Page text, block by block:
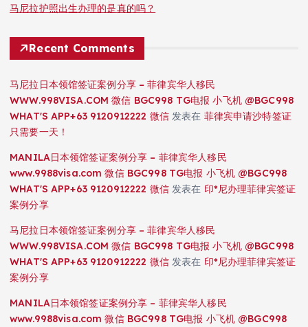
马尼拉护照出生办理的是真的吗？
Recent Comments
马尼拉日本领馆签证案例分享 – 菲律宾华人移民
WWW.998VISA.COM 微信 BGC998 TG电报 小飞机 @BGC998
WHAT'S APP+63 9120912222 微信发表在 菲律宾申请沙特签证
只需要一天！
MANILA日本领馆签证案例分享 – 菲律宾华人移民
www.9988visa.com 微信 BGC998 TG电报 小飞机 @BGC998
WHAT'S APP+63 9120912222 微信发表在 印*尼办理菲律宾签证
案例分享
马尼拉日本领馆签证案例分享 – 菲律宾华人移民
WWW.998VISA.COM 微信 BGC998 TG电报 小飞机 @BGC998
WHAT'S APP+63 9120912222 微信发表在 印*尼办理菲律宾签证
案例分享
MANILA日本领馆签证案例分享 – 菲律宾华人移民
www.9988visa.com 微信 BGC998 TG电报 小飞机 @BGC998